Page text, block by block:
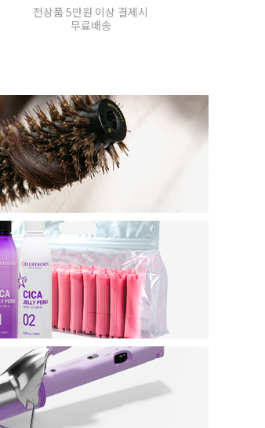
전상품 5만원 이상 결제시
무료배송